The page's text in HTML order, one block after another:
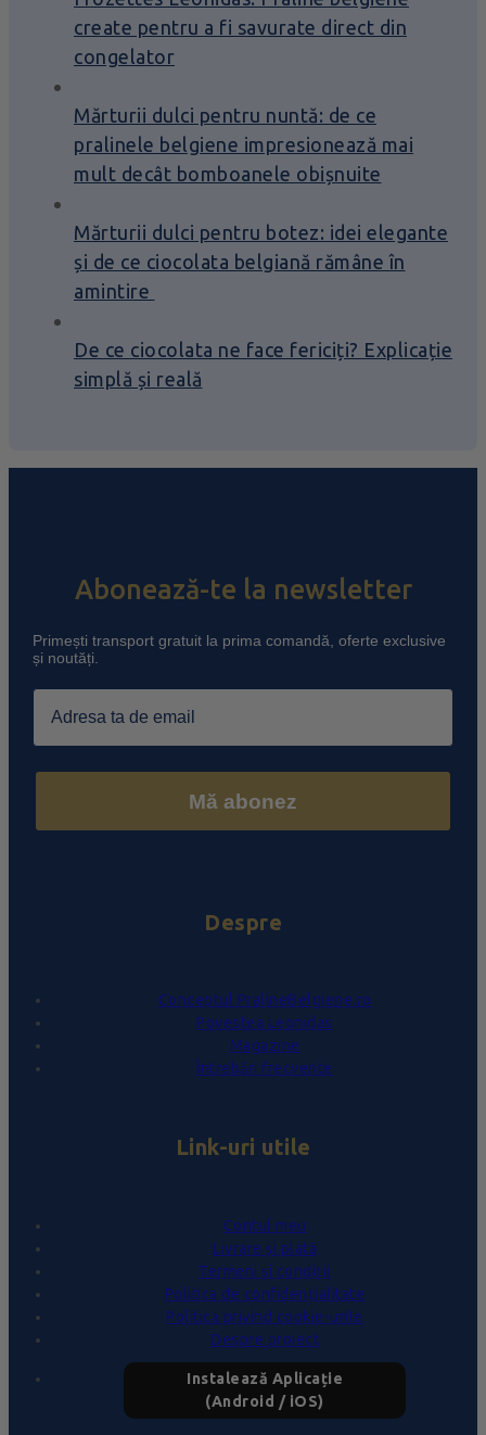
create pentru a fi savurate direct din
congelator
Mărturii dulci pentru nuntă: de ce
pralinele belgiene impresionează mai
mult decât bomboanele obișnuite
Mărturii dulci pentru botez: idei elegante
și de ce ciocolata belgiană rămâne în
amintire
De ce ciocolata ne face fericiți? Explicație
simplă și reală
Abonează-te la newsletter
Primești transport gratuit la prima comandă, oferte exclusive
și noutăți.
Email
Mă abonez
Despre
Conceptul PralineBelgiene.ro
Povestea Leonidas
Magazine
Întrebări frecvente
Link-uri utile
Contul meu
Livrare și plată
Termeni și condiții
Politica de confidențialitate
Politica privind cookie-urile
Despre proiect
Instalează Aplicație
(Android / iOS)